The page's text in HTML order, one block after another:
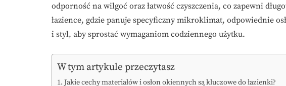
odporność na wilgoć oraz łatwość czyszczenia, co zapewni
łazience, gdzie panuje specyficzny mikroklimat, odpowiednie
i styl, aby sprostać wymaganiom codziennego użytku.
W tym artykule przeczytasz
Jakie cechy materiałów i osłon okiennych są kluczowe do łazienki?